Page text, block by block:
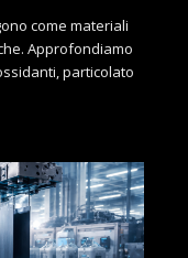
come materiali
Approfondiamo
particolato